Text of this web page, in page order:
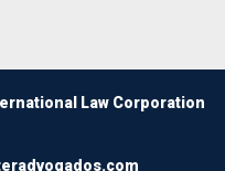
Law Corporation